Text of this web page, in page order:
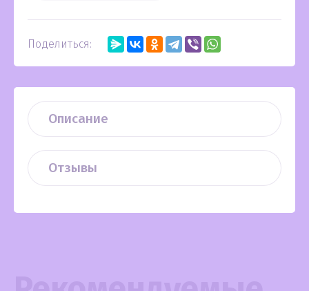
Поделиться:
Описание
Отзывы